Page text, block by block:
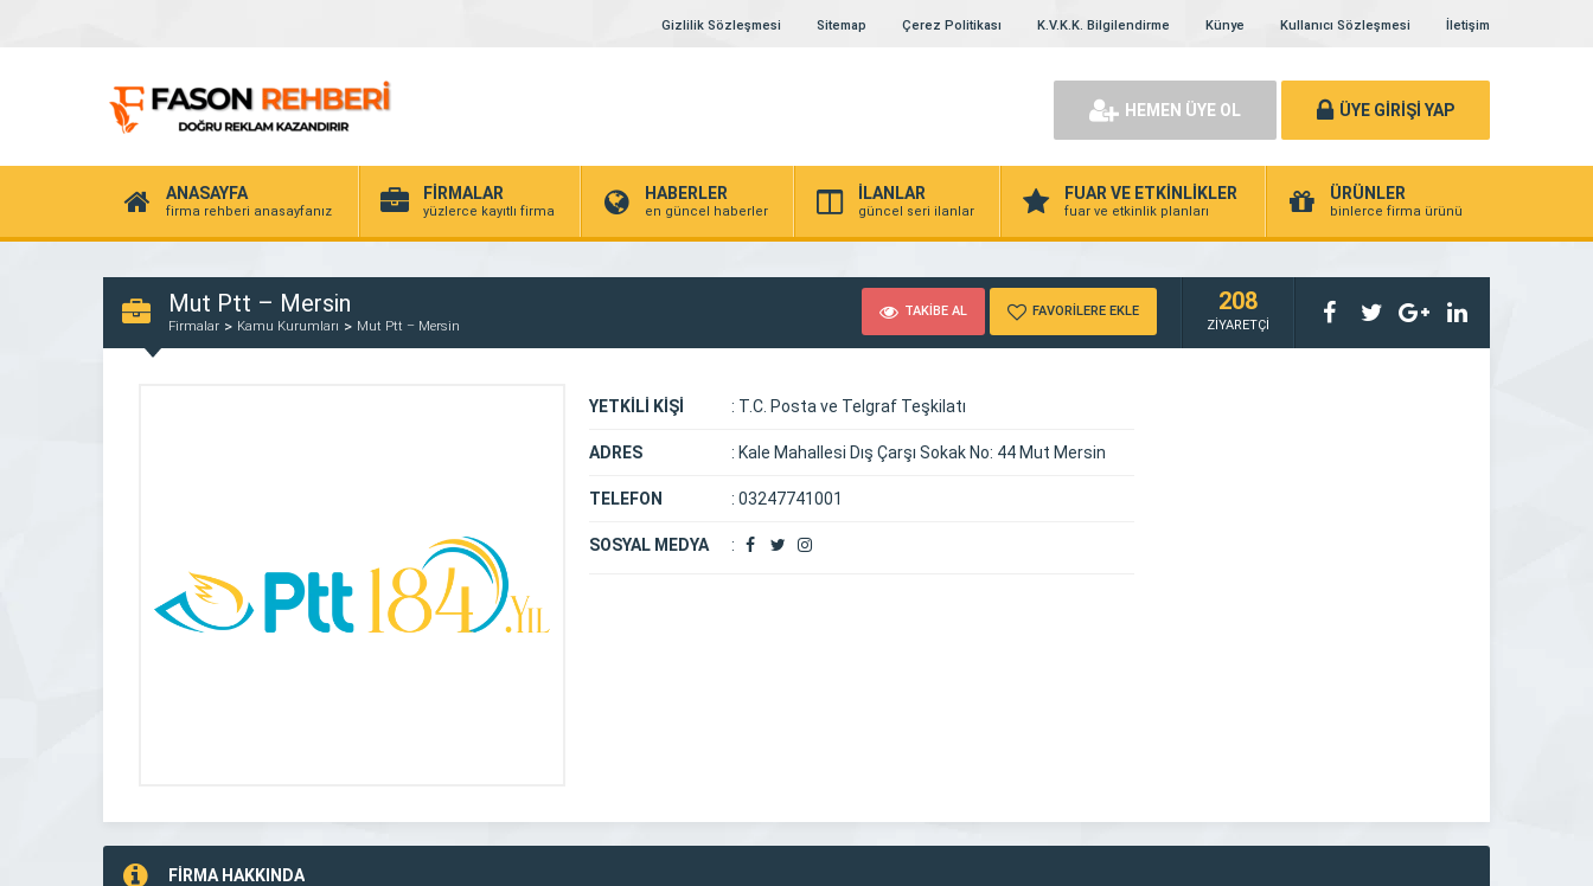
Gizlilik Sözleşmesi Sitemap Çerez Politikası K.V.K.K. Bilgilendirme Künye Kullanıcı Sözleşmesi İletişim
HEMEN ÜYE OL ÜYE GİRİŞİ YAP
ANASAYFA
firma rehberi anasayfanız
FİRMALAR
yüzlerce kayıtlı firma
HABERLER
en güncel haberler
İLANLAR
güncel seri ilanlar
FUAR VE ETKİNLİKLER
fuar ve etkinlik planları
ÜRÜNLER
binlerce firma ürünü
Mut Ptt – Mersin
Firmalar Kamu Kurumları Mut Ptt – Mersin
TAKİBE AL FAVORİLERE EKLE 208
ZİYARETÇİ
YETKİLİ KİŞİ : T.C. Posta ve Telgraf Teşkilatı
ADRES : Kale Mahallesi Dış Çarşı Sokak No: 44 Mut Mersin
TELEFON : 03247741001
SOSYAL MEDYA :
FİRMA HAKKINDA